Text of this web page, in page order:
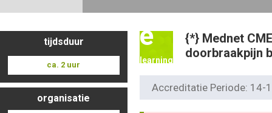
Nascholingen online (elearning)
tijdsduur
ca. 2 uur
organisatie
e
learning
{*} Mednet
doorbraakpijn
Accreditatie Periode: